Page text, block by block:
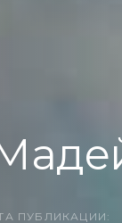
ПУБЛИКАЦИИ: